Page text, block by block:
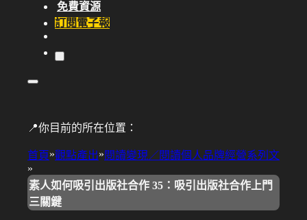
免費資源
訂閱電子報
📍你目前的所在位置：
首頁»觀點產出»閱讀變現／閱讀個人品牌經營系列文
»
素人如何吸引出版社合作 35：吸引出版社合作上門
三關鍵